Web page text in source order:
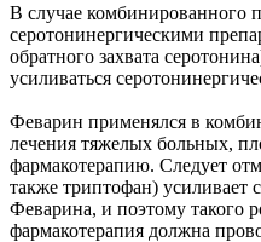
В случае комбинированного
серотонинергическими
обратного захвата
усиливаться
Феварин применялся в
лечения тяжелых больных,
фармакотерапию. Следует
также триптофан) усиливает
Феварина, и поэтому такого
фармакотерапия должна